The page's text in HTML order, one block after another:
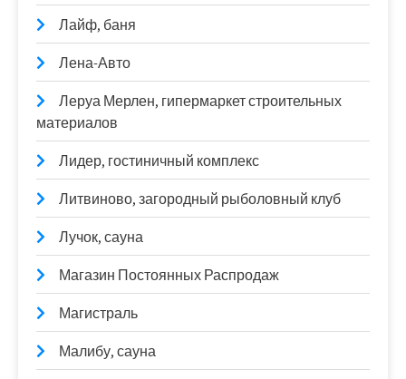
Лайф, баня
Лена-Авто
Леруа Мерлен, гипермаркет строительных
материалов
Лидер, гостиничный комплекс
Литвиново, загородный рыболовный клуб
Лучок, сауна
Магазин Постоянных Распродаж
Магистраль
Малибу, сауна